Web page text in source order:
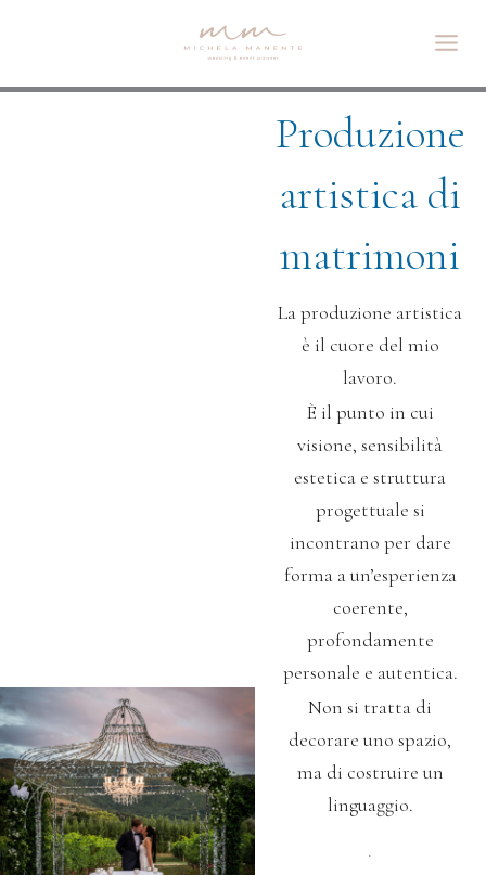
Produzione
artistica di
matrimoni
La produzione artistica
è il cuore del mio
lavoro.
È il punto in cui
visione, sensibilità
estetica e struttura
progettuale si
incontrano per dare
forma a un’esperienza
coerente,
profondamente
personale e autentica.
Non si tratta di
decorare uno spazio,
ma di costruire un
linguaggio.
.